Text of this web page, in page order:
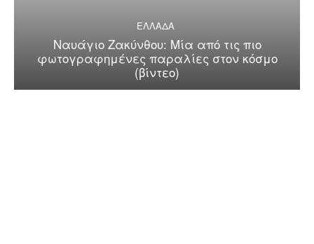
ΕΛΛΑΔΑ
Ναυάγιο Ζακύνθου: Μία από τις πιο
φωτογραφημένες παραλίες στον κόσμο
(βίντεο)